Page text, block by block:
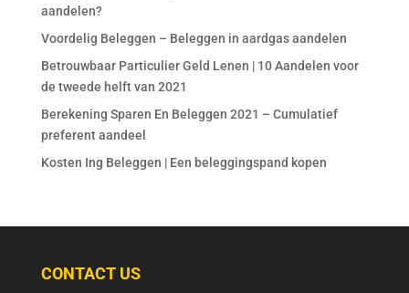
aandelen?
Voordelig Beleggen – Beleggen in aardgas aandelen
Betrouwbaar Particulier Geld Lenen | 10 Aandelen voor
de tweede helft van 2021
Berekening Sparen En Beleggen 2021 – Cumulatief
preferent aandeel
Kosten Ing Beleggen | Een beleggingspand kopen
CONTACT US